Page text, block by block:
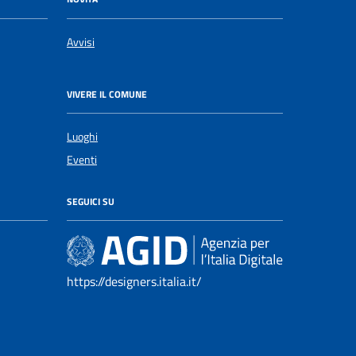
Avvisi
VIVERE IL COMUNE
Luoghi
Eventi
SEGUICI SU
https://designers.italia.it/